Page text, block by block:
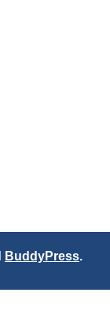
BuddyPress.